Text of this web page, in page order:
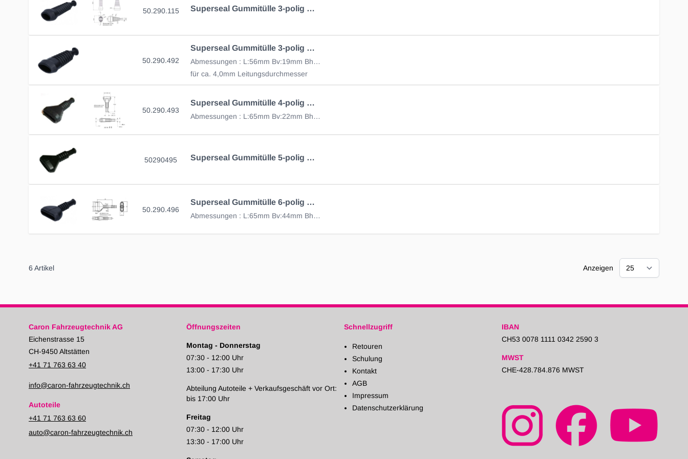
50.290.115 Superseal Gummitülle 3-polig mit Knickschutzlamellen
50.290.492
Superseal Gummitülle 3-polig mit Knickschutzlamellen 50.290.492
Abmessungen : L:56mm Bv:19mm Bh: 9.5mm
für ca. 4,0mm Leitungsdurchmesser
50.290.493
Superseal Gummitülle 4-polig mit Knickschutzlamellen
Abmessungen : L:65mm Bv:22mm Bh: 9mm
50290495 Superseal Gummitülle 5-polig mit Knickschutzlamellen
50.290.496
Superseal Gummitülle 6-polig mit Knickschutzlamellen
Abmessungen : L:65mm Bv:44mm Bh: 10mm
6 Artikel Anzeigen
Caron Fahrzeugtechnik AG
Eichenstrasse 15
CH-9450 Altstätten
+41 71 763 63 40
info@caron-fahrzeugtechnik.ch
Autoteile
+41 71 763 63 60
auto@caron-fahrzeugtechnik.ch
Öffnungszeiten
Montag - Donnerstag
07:30 - 12:00 Uhr
13:00 - 17:30 Uhr
Abteilung Autoteile + Verkaufsgeschäft vor Ort:
bis 17:00 Uhr
Freitag
07:30 - 12:00 Uhr
13:30 - 17:00 Uhr
Schnellzugriff
Retouren
Schulung
Kontakt
AGB
Impressum
Datenschutzerklärung
IBAN
CH53 0078 1111 0342 2590 3
MWST
CHE-428.784.876 MWST